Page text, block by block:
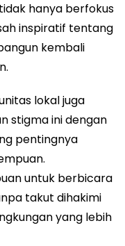
hanya berfokus
inspiratif tentang
kembali
lokal juga
stigma ini dengan
pentingnya
untuk berbicara
takut dihakimi
yang lebih